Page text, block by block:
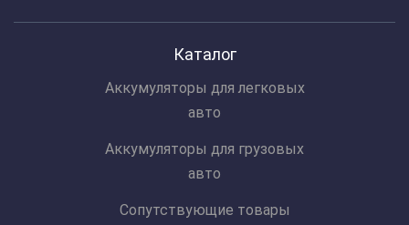
Каталог
Аккумуляторы для легковых
авто
Аккумуляторы для грузовых
авто
Сопутствующие товары